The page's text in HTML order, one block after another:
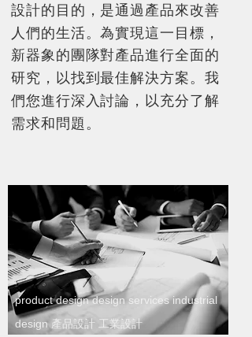
設計的目的 ， 是通過產品來改善
人們的生活。為實現這一目標 ，
新器象的團隊對產品進行全面的
研究 ， 以找到最佳解決方案 。 我
們您進行深入討論 ， 以充分了解
需求和問題 。
photo by odiist
product design design services industrial
design 產品設計 工業設計